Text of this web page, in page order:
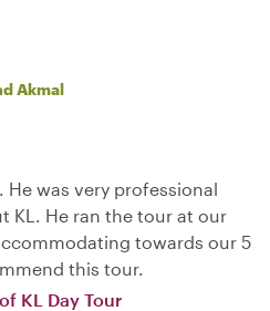
Akmal
was very professional
KL. He ran the tour at our
towards our 5
this tour.
KL Day Tour